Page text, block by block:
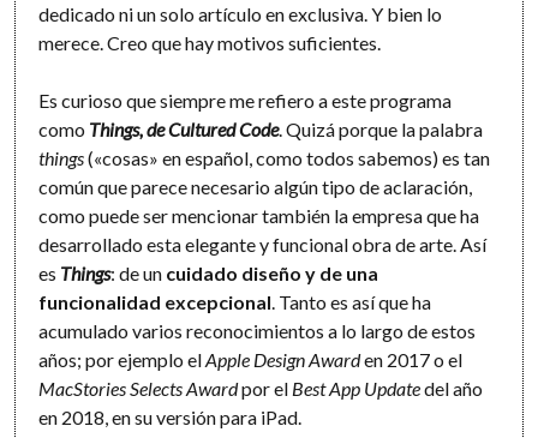
dedicado ni un solo artículo en exclusiva. Y bien lo
merece. Creo que hay motivos suficientes.
Es curioso que siempre me refiero a este programa
como Things, de Cultured Code. Quizá porque la palabra
things(«cosas» en español, como todos sabemos) es tan
común que parece necesario algún tipo de aclaración,
como puede ser mencionar también la empresa que ha
desarrollado esta elegante y funcional obra de arte. Así
es Things: de un cuidado diseño y de una
funcionalidad excepcional . Tanto es así que ha
acumulado varios reconocimientos a lo largo de estos
años; por ejemplo elApple Design Awarden 2017 o el
MacStories Selects Awardpor el Best App Updatedel año
en 2018, en su versión para iPad.